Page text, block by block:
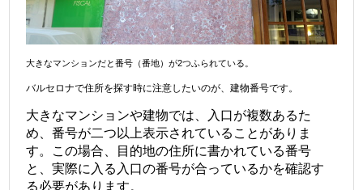
大きなマンションだと番号（番地）が2つふられている。
バルセロナで住所を探す時に注意したいのが、建物番号です。
大きなマンションや建物では、入口が複数あるた
め、番号が二つ以上表示されていることがありま
す。この場合、目的地の住所に書かれている番号
と、実際に入る入口の番号が合っているかを確認す
る必要があります。